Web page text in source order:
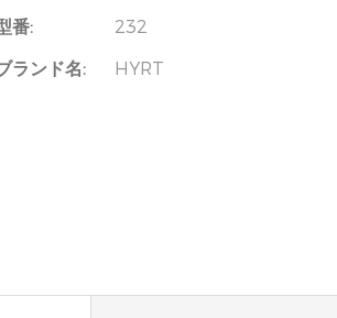
番:
232
ランド名:
HYRT